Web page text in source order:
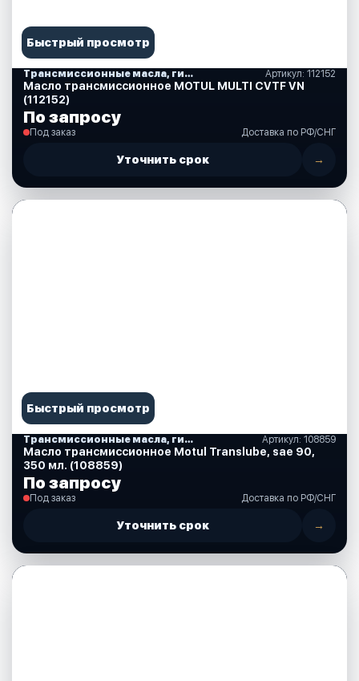
Быстрый просмотр
Трансмиссионные масла, гидравлические, смазки, спреи, краски, аксессуары Артикул: 112152
Масло трансмиссионное MOTUL MULTI CVTF VN
(112152)
По запросу
Под заказ Доставка по РФ/СНГ
Уточнить срок →
Быстрый просмотр
Трансмиссионные масла, гидравлические, смазки, спреи, краски, аксессуары Артикул: 108859
Масло трансмиссионное Motul Translube, sae 90,
350 мл. (108859)
По запросу
Под заказ Доставка по РФ/СНГ
Уточнить срок →